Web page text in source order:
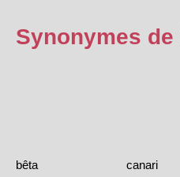
Synonymes de
bêta
canari